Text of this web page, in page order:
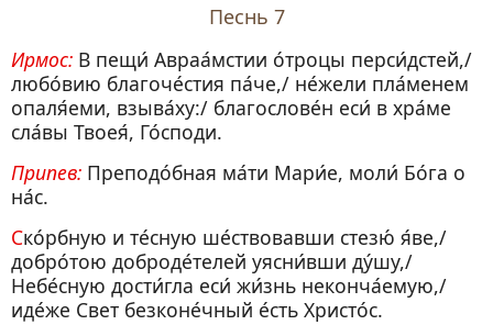
Песнь 7
Ирмос: В пещи́ Авраа́мстии о́троцы перси́дстей,/
любо́вию благоче́стия па́че,/ не́жели пла́менем
опаля́еми, взыва́ху:/ благослове́н еси́ в хра́ме
сла́вы Твоея́, Го́споди.
Припев: Преподо́бная ма́ти Мари́е, моли́ Бо́га о
на́с.
Ско́рбную и те́сную ше́ствовавши стезю́ я́ве,/
добро́тою доброде́телей уясни́вши ду́шу,/
Небе́сную дости́гла еси́ жи́знь неконча́емую,/
иде́же Свет безконе́чный е́сть Христо́с.